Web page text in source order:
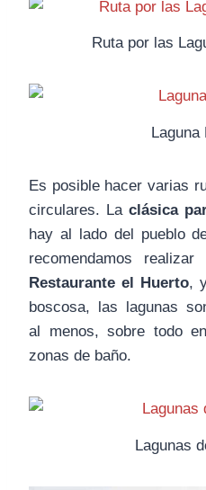
Ruta por las
Laguna
Es posible hacer varias
circulares. La clásica
hay al lado del pueblo
recomendamos
Restaurante el Huerto,
boscosa, las lagunas
al menos, sobre todo
zonas de baño.
Lagunas